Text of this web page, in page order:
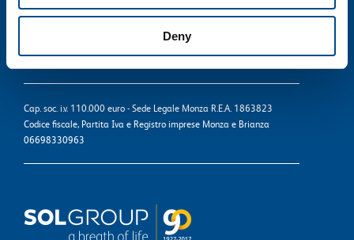
Deny
Società del Gruppo SOL
informazioni@biotechsol.com
Cap. soc. i.v. 110.000 euro - Sede Legale Monza R.E.A. 1863823
Codice fiscale, Partita Iva e Registro imprese Monza e Brianza
06698330963